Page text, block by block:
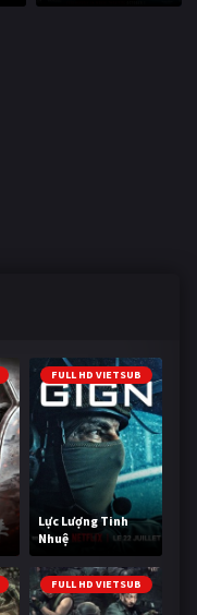
FULL HD VIETSUB
Lực Lượng Tinh
Nhuệ
FULL HD VIETSUB